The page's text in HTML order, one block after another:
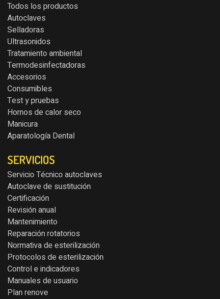
Todos los productos
Autoclaves
Selladoras
Ultrasonidos
Tratamiento ambiental
Termodesinfectadoras
Accesorios
Consumibles
Test y pruebas
Hornos de calor seco
Manicura
Aparatología Dental
SERVICIOS
Servicio Técnico autoclaves
Autoclave de sustitución
Certificación
Revisión anual
Mantenimiento
Reparación rotatorios
Normativa de esterilización
Protocolos de esterilización
Control e indicadores
Manuales de usuario
Plan renove